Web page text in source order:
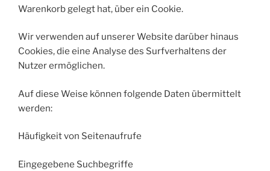
Warenkorb gelegt hat, über ein Cookie.
Wir verwenden auf unserer Website darüber hinaus
Cookies, die eine Analyse des Surfverhaltens der
Nutzer ermöglichen.
Auf diese Weise können folgende Daten übermittelt
werden:
Häufigkeit von Seitenaufrufe
Eingegebene Suchbegriffe